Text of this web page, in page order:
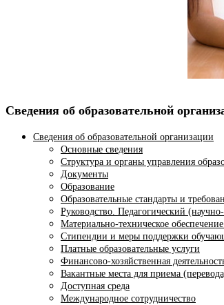
Сведения об образовательной
Сведения об образовательной организации
Основные сведения
Структура и органы управления
Документы
Образование
Образовательные стандарты и
Руководство. Педагогический
Материально-техническое
Стипендии и меры поддержки
Платные образовательные услуги
Финансово-хозяйственная
Вакантные места для приема
Доступная среда
Международное сотрудничество